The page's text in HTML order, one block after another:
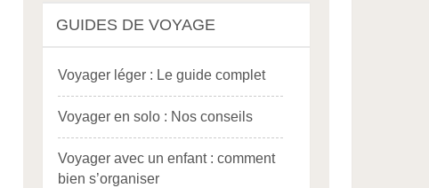
GUIDES DE VOYAGE
Voyager léger : Le guide complet
Voyager en solo : Nos conseils
Voyager avec un enfant : comment
bien s’organiser